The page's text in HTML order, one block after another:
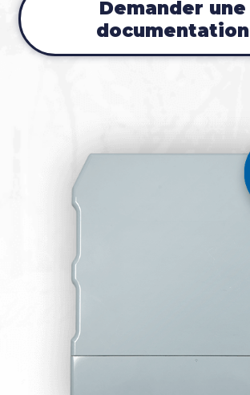
Demander une
documentation